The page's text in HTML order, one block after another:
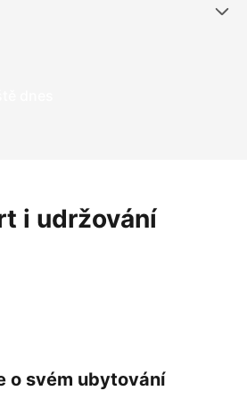
dnes
i udržování
o svém ubytování